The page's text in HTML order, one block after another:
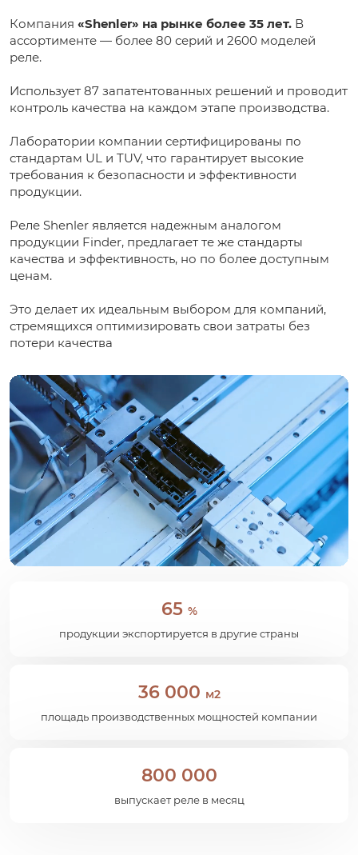
Компания «Shenler» на рынке более 35 лет. В
ассортименте — более 80 серий и 2600 моделей
реле.
Использует 87 запатентованных решений и проводит
контроль качества на каждом этапе производства.
Лаборатории компании сертифицированы по
стандартам UL и TUV, что гарантирует высокие
требования к безопасности и эффективности
продукции.
Реле Shenler является надежным аналогом
продукции Finder, предлагает те же стандарты
качества и эффективность, но по более доступным
ценам.
Это делает их идеальным выбором для компаний,
стремящихся оптимизировать свои затраты без
потери качества
65 %
продукции экспортируется в другие страны
36 000 м2
площадь производственных мощностей компании
800 000
выпускает реле в месяц